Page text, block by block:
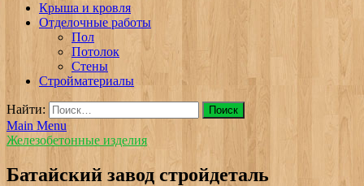
Крыша и кровля
Отделочные работы
Пол
Потолок
Стены
Стройматериалы
Найти:
Main Menu
Железобетонные изделия
Батайский завод стройдеталь